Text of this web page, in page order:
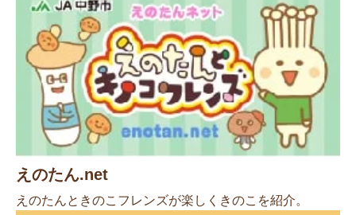
えのたん.net
えのたんときのこフレンズが楽しくきのこを紹介。